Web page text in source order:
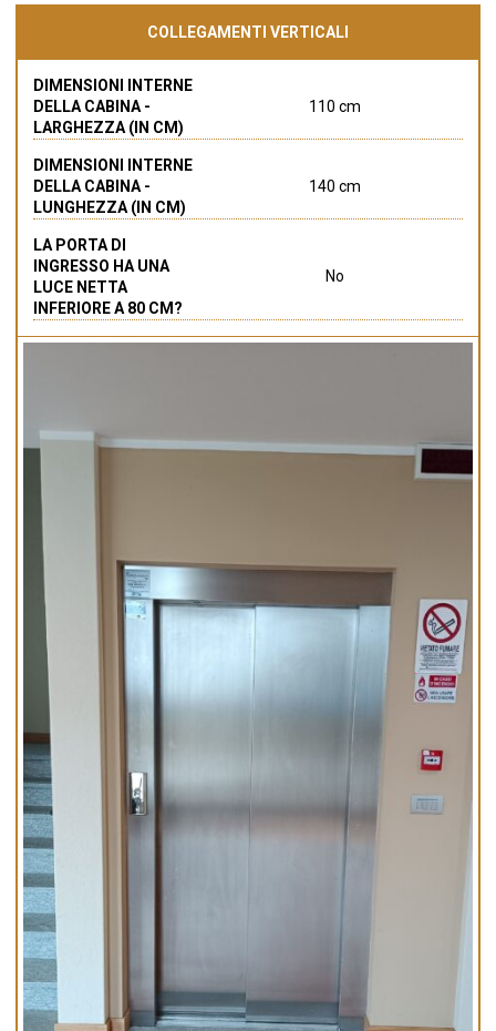
COLLEGAMENTI VERTICALI
DIMENSIONI INTERNE
DELLA CABINA -
LARGHEZZA (IN CM)
110 cm
DIMENSIONI INTERNE
DELLA CABINA -
LUNGHEZZA (IN CM)
140 cm
LA PORTA DI
INGRESSO HA UNA
LUCE NETTA
INFERIORE A 80 CM?
No